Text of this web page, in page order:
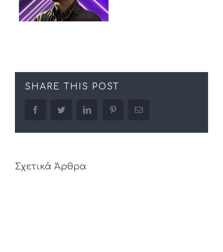
SHARE THIS POST
facebooktwitter linkedin pinterestEmail
Σχετικά Άρθρα